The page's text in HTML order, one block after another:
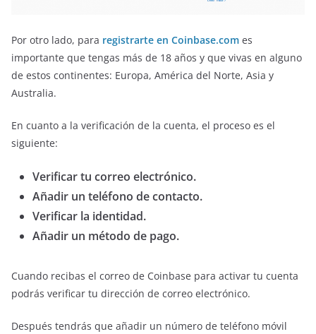
Por otro lado, para registrarte en Coinbase.com es
importante que tengas más de 18 años y que vivas en alguno
de estos continentes: Europa, América del Norte, Asia y
Australia.
En cuanto a la verificación de la cuenta, el proceso es el
siguiente:
Verificar tu correo electrónico.
Añadir un teléfono de contacto.
Verificar la identidad.
Añadir un método de pago.
Cuando recibas el correo de Coinbase para activar tu cuenta
podrás verificar tu dirección de correo electrónico.
Después tendrás que añadir un número de teléfono móvil